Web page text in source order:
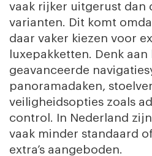
vaak rijker uitgerust dan
varianten. Dit komt
daar vaker kiezen voor
luxepakketten. Denk
geavanceerde
panoramadaken,
veiligheidsopties zoals
control. In Nederland
vaak minder standaard
extra’s aangeboden.